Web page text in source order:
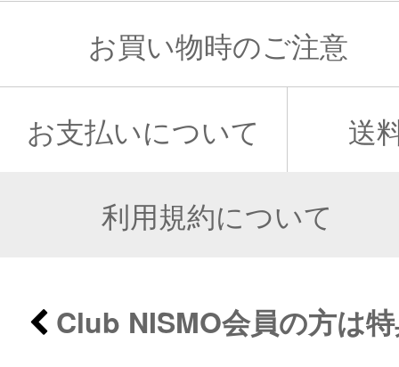
お買い物時のご注意
お支払いについて 送
利用規約について
Club NISMO会員の方は